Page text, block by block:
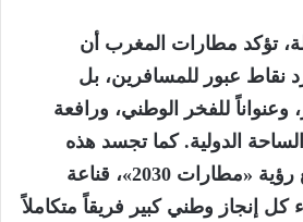
تؤكد مطارات المغرب أن
نقاط عبور للمسافرين، بل
وعنواناً للفخر الوطني، ورافعة
الدولية. كما تجسد هذه
رؤية «مطارات 2030»
، قناعة
كل إنجاز وطني كبير فريقاً متكاملاً